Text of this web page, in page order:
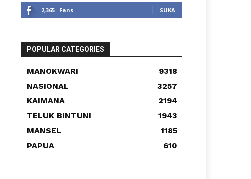
2,365 Fans SUKA
POPULAR CATEGORIES
MANOKWARI
9318
NASIONAL
3257
KAIMANA
2194
TELUK BINTUNI
1943
MANSEL
1185
PAPUA
610